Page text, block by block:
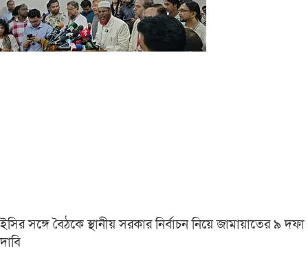
ইসির সঙ্গে বৈঠকে স্থানীয় সরকার নির্বাচন নিয়ে জামায়াতের ৯ দফা
দাবি